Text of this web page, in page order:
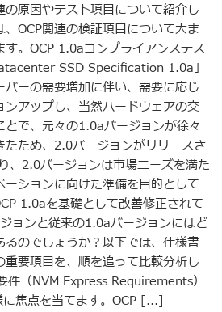
の原因やテスト項目について紹介し
OCP関連の検証項目について大ま
。OCP 1.0aコンプライアンステス
SSD Specification 1.0a」
ーの需要増加に伴い、需要に応じ
アップし、当然ハードウェアの交
で、元々の1.0aバージョンが徐々
たため、2.0バージョンがリリースさ
、2.0バージョンは市場ニーズを満た
ションに向けた準備を目的として
1.0aを基礎として改善修正されて
ョンと従来の1.0aバージョンにはど
のでしょうか？以下では、仕様書
要項目を、順を追って比較分析し
（NVM Express Requirements）
焦点を当てます。OCP [...]